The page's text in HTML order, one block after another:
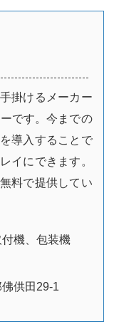
掛けるメーカー
です。今までの
導入することで
イにできます。
料で提供してい
付機、包装機
供田29-1